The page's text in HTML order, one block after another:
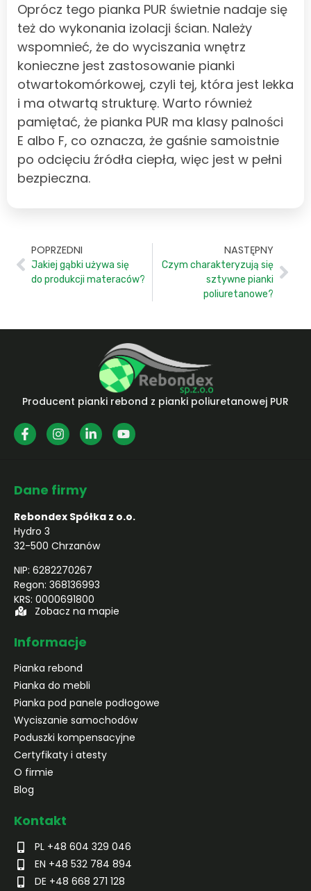
Oprócz tego pianka PUR świetnie nadaje się
też do wykonania izolacji ścian. Należy
wspomnieć, że do wyciszania wnętrz
konieczne jest zastosowanie pianki
otwartokomórkowej, czyli tej, która jest lekka
i ma otwartą strukturę. Warto również
pamiętać, że pianka PUR ma klasy palności
E albo F, co oznacza, że gaśnie samoistnie
po odcięciu źródła ciepła, więc jest w pełni
bezpieczna.
POPRZEDNI
Jakiej gąbki używa się
do produkcji materaców?
NASTĘPNY
Czym charakteryzują się
sztywne pianki
poliuretanowe?
Producent pianki rebond z pianki poliuretanowej PUR
Dane firmy
Rebondex Spółka z o.o.
Hydro 3
32-500 Chrzanów
NIP: 6282270267
Regon: 368136993
KRS: 0000691800
Zobacz na mapie
Informacje
Pianka rebond
Pianka do mebli
Pianka pod panele podłogowe
Wyciszanie samochodów
Poduszki kompensacyjne
Certyfikaty i atesty
O firmie
Blog
Kontakt
PL +48 604 329 046
EN +48 532 784 894
DE +48 668 271 128